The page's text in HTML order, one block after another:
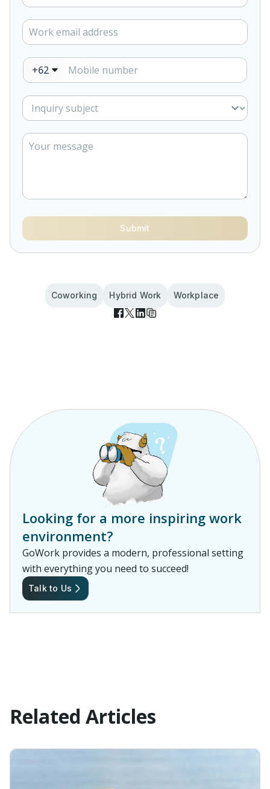
+62
Submit
Coworking Hybrid Work Workplace
Looking for a more inspiring work
environment?
GoWork provides a modern, professional setting
with everything you need to succeed!
Talk to Us
Related Articles